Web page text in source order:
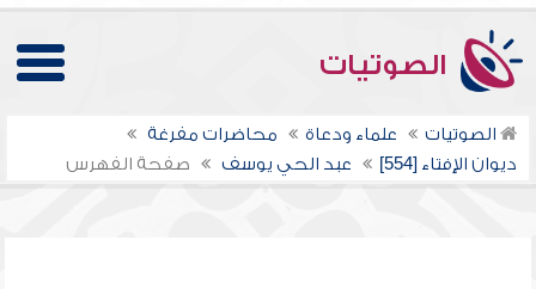
الصوتيات
الصوتيات علماء ودعاة
محاضرات مفرغة
ديوان الإفتاء [554]
عبد الحي يوسف صفحة الفهرس